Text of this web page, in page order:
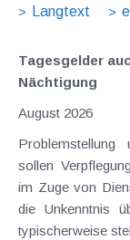
Langtext
Tagesgelder
Nächtigung
August 2026
Problemstellung und
sollen
im Zuge von
die Unkenntnis
typischerweise